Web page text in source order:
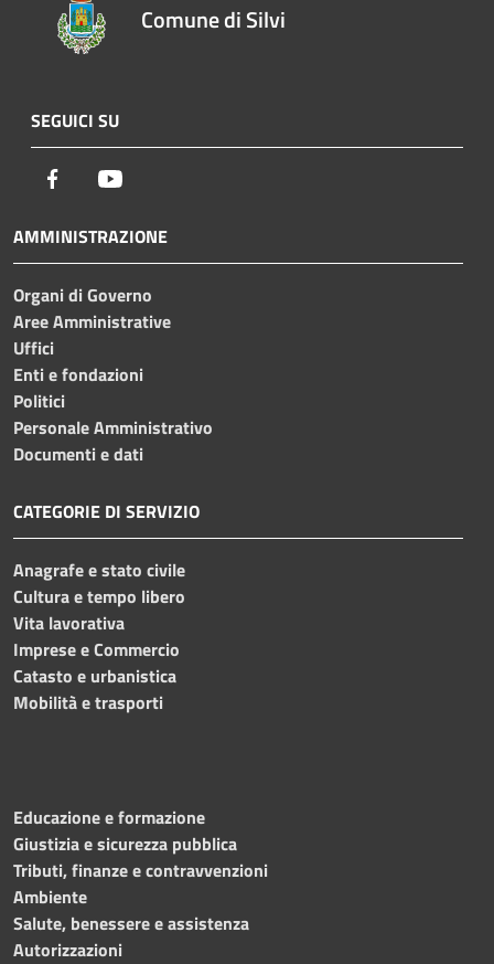
Comune di Silvi
SEGUICI SU
Facebook
AMMINISTRAZIONE
Organi di Governo
Aree Amministrative
Uffici
Enti e fondazioni
Politici
Personale Amministrativo
Documenti e dati
CATEGORIE DI SERVIZIO
Anagrafe e stato civile
Cultura e tempo libero
Vita lavorativa
Imprese e Commercio
Catasto e urbanistica
Mobilità e trasporti
Educazione e formazione
Giustizia e sicurezza pubblica
Tributi, finanze e contravvenzioni
Ambiente
Salute, benessere e assistenza
Autorizzazioni